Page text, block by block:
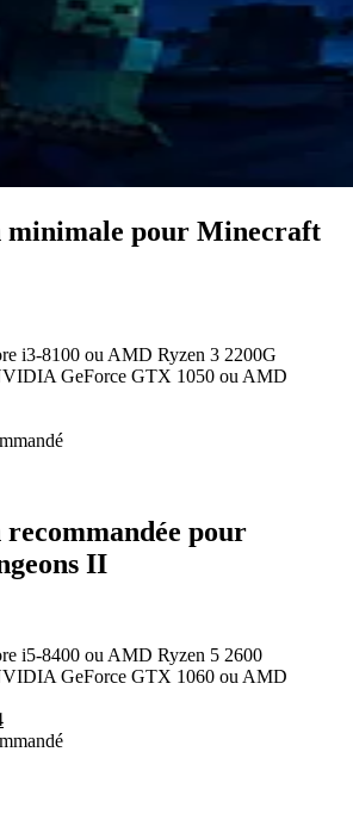
minimale pour Minecraft
i3-8100 ou AMD Ryzen 3 2200G
GeForce GTX 1050 ou AMD
pour
II
i5-8400 ou AMD Ryzen 5 2600
GeForce GTX 1060 ou AMD